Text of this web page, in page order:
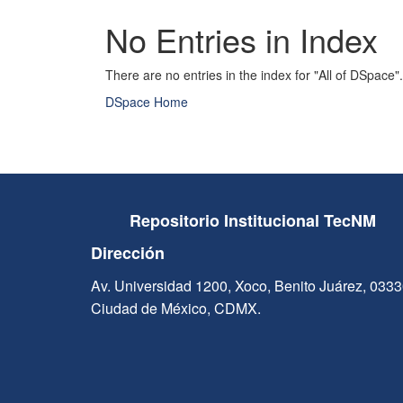
No Entries in Index
There are no entries in the index for "All of DSpace".
DSpace Home
Repositorio Institucional TecNM
Dirección
Av. Universidad 1200, Xoco, Benito Juárez,
Ciudad de México, CDMX.